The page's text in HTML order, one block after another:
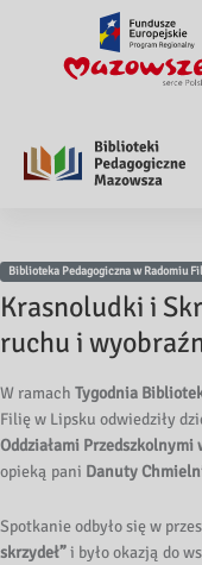
Biblioteka Pedagogiczna w Radomiu
Krasnoludki i
ruchu i
W ramach Tygodnia
Filię w Lipsku odwiedziły
Oddziałami
opieką pani Danuty
Spotkanie odbyło się w
skrzydeł”i było okazją do